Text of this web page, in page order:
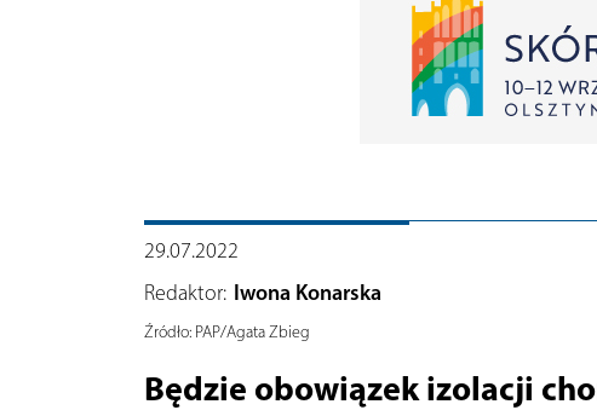
29.07.2022
Redaktor: Iwona Konarska
Źródło:PAP/Agata Zbieg
Będzie obowiązek izolacji